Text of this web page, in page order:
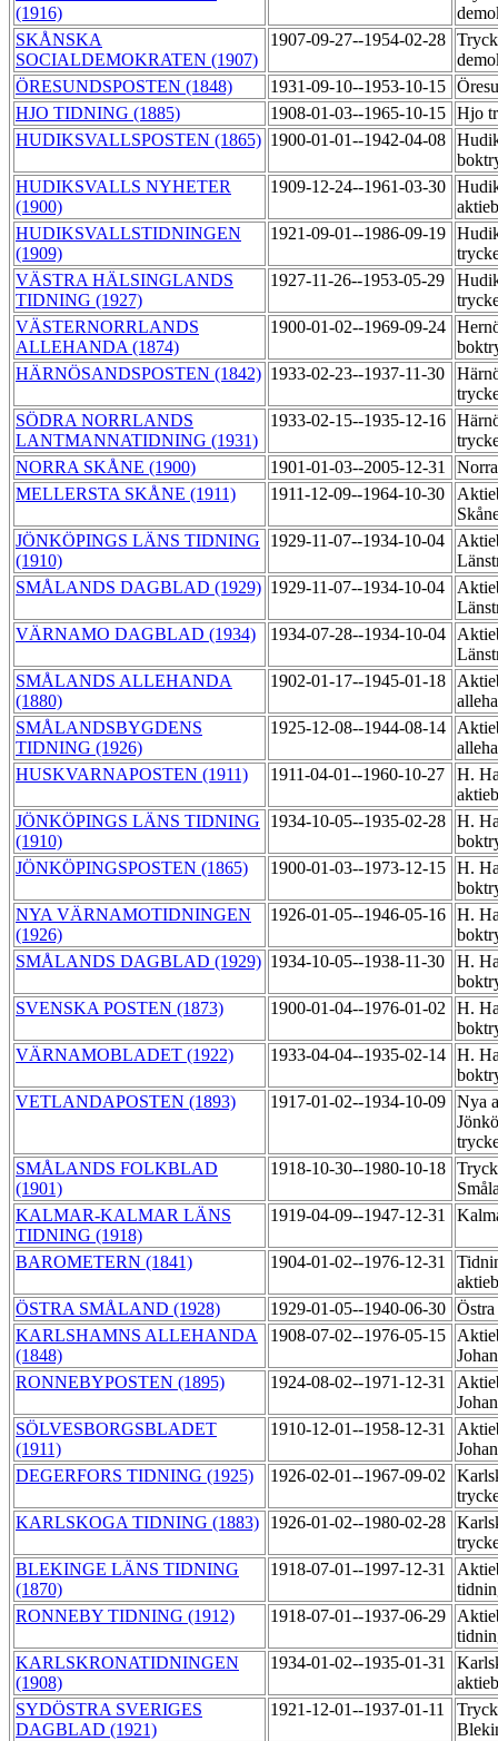
(1916)
SKÅNSKA
SOCIALDEMOKRATEN (1907)
1907-09-27--1954-02-28
ÖRESUNDSPOSTEN (1848)
1931-09-10--1953-10-15
HJO TIDNING (1885)
1908-01-03--1965-10-15 Hjo
HUDIKSVALLSPOSTEN (1865) 1900-01-01--1942-04-08
HUDIKSVALLS NYHETER
(1900)
1909-12-24--1961-03-30
HUDIKSVALLSTIDNINGEN
(1909)
1921-09-01--1986-09-19
VÄSTRA HÄLSINGLANDS
TIDNING (1927)
1927-11-26--1953-05-29
VÄSTERNORRLANDS
ALLEHANDA (1874)
1900-01-02--1969-09-24
HÄRNÖSANDSPOSTEN (1842) 1933-02-23--1937-11-30
SÖDRA NORRLANDS
LANTMANNATIDNING (1931)
1933-02-15--1935-12-16
NORRA SKÅNE (1900)
1901-01-03--2005-12-31
MELLERSTA SKÅNE (1911)
1911-12-09--1964-10-30
JÖNKÖPINGS LÄNS TIDNING
(1910)
1929-11-07--1934-10-04
SMÅLANDS DAGBLAD (1929) 1929-11-07--1934-10-04
VÄRNAMO DAGBLAD (1934)
1934-07-28--1934-10-04
SMÅLANDS ALLEHANDA
(1880)
1902-01-17--1945-01-18
SMÅLANDSBYGDENS
TIDNING (1926)
1925-12-08--1944-08-14
HUSKVARNAPOSTEN (1911)
1911-04-01--1960-10-27
H.
JÖNKÖPINGS LÄNS TIDNING
(1910)
1934-10-05--1935-02-28 H.
JÖNKÖPINGSPOSTEN (1865)
1900-01-03--1973-12-15 H.
NYA VÄRNAMOTIDNINGEN
(1926)
1926-01-05--1946-05-16 H.
SMÅLANDS DAGBLAD (1929) 1934-10-05--1938-11-30
H.
SVENSKA POSTEN (1873)
1900-01-04--1976-01-02
H.
VÄRNAMOBLADET (1922)
1933-04-04--1935-02-14 H.
VETLANDAPOSTEN (1893)
1917-01-02--1934-10-09 Nya
SMÅLANDS FOLKBLAD
(1901)
1918-10-30--1980-10-18
KALMAR-KALMAR LÄNS
TIDNING (1918)
1919-04-09--1947-12-31
BAROMETERN (1841) 1904-01-02--1976-12-31
ÖSTRA SMÅLAND (1928)
1929-01-05--1940-06-30
KARLSHAMNS ALLEHANDA
(1848)
1908-07-02--1976-05-15
RONNEBYPOSTEN (1895)
1924-08-02--1971-12-31
SÖLVESBORGSBLADET
(1911)
1910-12-01--1958-12-31
DEGERFORS TIDNING (1925)
1926-02-01--1967-09-02
KARLSKOGA TIDNING (1883)
1926-01-02--1980-02-28
BLEKINGE LÄNS TIDNING
(1870)
1918-07-01--1997-12-31
RONNEBY TIDNING (1912)
1918-07-01--1937-06-29
KARLSKRONATIDNINGEN
(1908)
1934-01-02--1935-01-31
SYDÖSTRA SVERIGES
DAGBLAD (1921)
1921-12-01--1937-01-11